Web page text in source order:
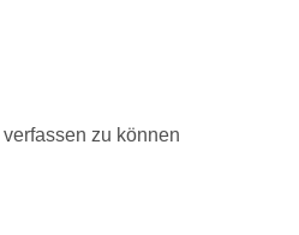
zu können